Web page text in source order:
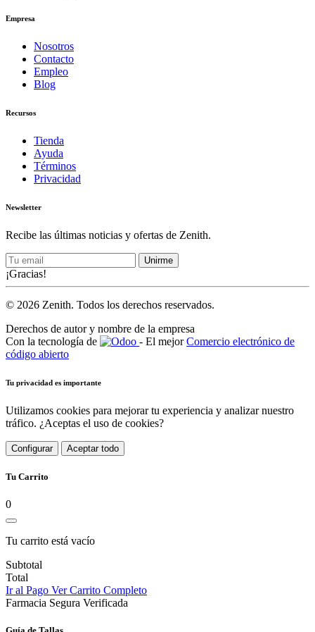
Empresa
Nosotros
Contacto
Empleo
Blog
Recursos
Tienda
Ayuda
Términos
Privacidad
Newsletter
Recibe las últimas noticias y ofertas de Zenith.
Unirme
¡Gracias!
© 2026 Zenith. Todos los derechos reservados.
Derechos de autor y nombre de la empresa
Con la tecnología de
- El mejorComercio electrónico de
código abierto
Tu privacidad es importante
Utilizamos cookies para mejorar tu experiencia y analizar nuestro
tráfico. ¿Aceptas el uso de cookies?
Configurar Aceptar todo
Tu Carrito
0
Tu carrito está vacío
Subtotal
Total
Ir al Pago Ver Carrito Completo
Farmacia Segura Verificada